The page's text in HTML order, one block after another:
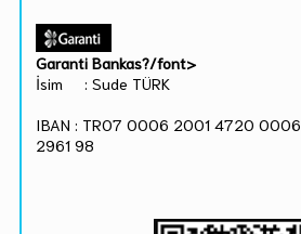
Garanti Bankas?/font>
İsim : Sude TÜRK
IBAN : TR07 0006 2001 4720 0006
2961 98